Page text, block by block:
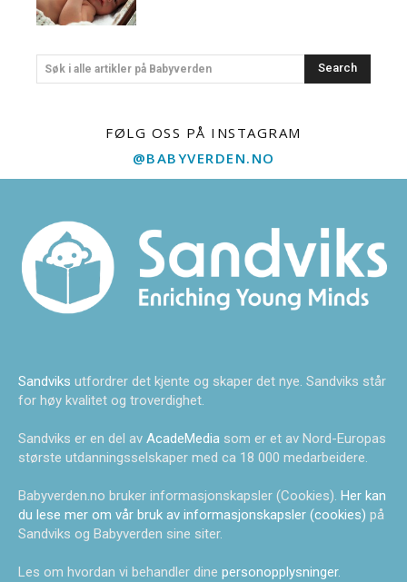
Søk i alle artikler på Babyverden Search
FØLG OSS PÅ INSTAGRAM
@BABYVERDEN.NO
Sandviks utfordrer det kjente og skaper det nye. Sandviks står
for høy kvalitet og troverdighet.
Sandviks er en del av AcadeMedia som er et av Nord-Europas
største utdanningsselskaper med ca 18 000 medarbeidere.
Babyverden.no bruker informasjonskapsler (Cookies). Her kan
du lese mer om vår bruk av informasjonskapsler (cookies) på
Sandviks og Babyverden sine siter.
Les om hvordan vi behandler dine personopplysninger.